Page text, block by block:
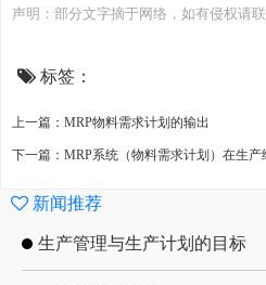
声明：部分文字摘于网络，如有侵权请联
标签：
上一篇：MRP物料需求计划的输出
下一篇：MRP系统（物料需求计划）在生
新闻推荐
生产管理与生产计划的目标